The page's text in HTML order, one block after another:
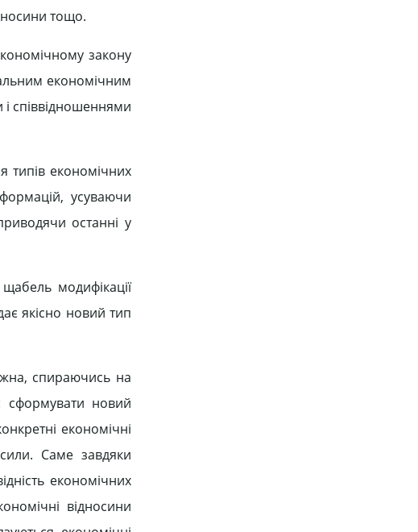
тощо.
закону
економічним
і співвідношеннями
типів економічних
усуваючи
останні у
модифікації
якісно новий тип
спираючись на
сформувати новий
економічні
Саме завдяки
економічних
відносини